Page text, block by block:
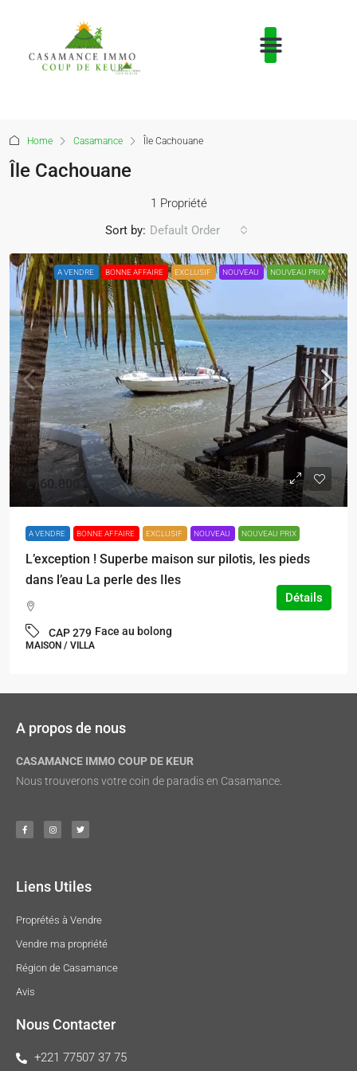
Home Casamance Île Cachouane
Île Cachouane
1 Propriété
Sort by: Default Order
A VENDRE BONNE AFFAIRE EXCLUSIF NOUVEAU NOUVEAU PRIX
€160.000
A VENDRE BONNE AFFAIRE EXCLUSIF NOUVEAU NOUVEAU PRIX
L’exception ! Superbe maison sur pilotis, les pieds
dans l’eau La perle des Iles
CAP 279 Face au bolong
MAISON / VILLA
Détails
A propos de nous
CASAMANCE IMMO COUP DE KEUR
Nous trouverons votre coin de paradis en Casamance.
Liens Utiles
Proprétés à Vendre
Vendre ma propriété
Région de Casamance
Avis
Nous Contacter
+221 77507 37 75